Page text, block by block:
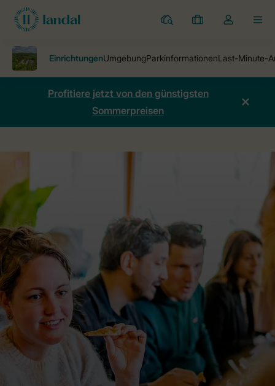
Ferienparks
Meine
Dropdown-
öffnen
Profitiere jetzt von den günstigsten
Sommerpreisen
Ferienparks